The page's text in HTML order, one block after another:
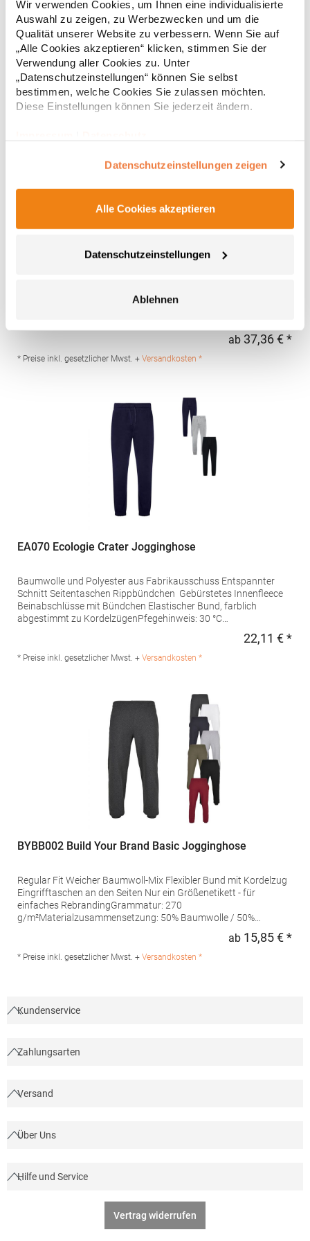
Wir verwenden Cookies, um Ihnen eine individualisierte
Auswahl zu zeigen, zu Werbezwecken und um die
Qualität unserer Website zu verbessern. Wenn Sie auf
„Alle Cookies akzeptieren“ klicken, stimmen Sie der
Verwendung aller Cookies zu. Unter
„Datenschutzeinstellungen“ können Sie selbst
bestimmen, welche Cookies Sie zulassen möchten.
Diese Einstellungen können Sie jederzeit ändern.
Datenschutzeinstellungen zeigen
Alle Cookies akzeptieren
Datenschutzeinstellungen
Ablehnen
Kordeln Seitentaschen Eine Tasche hinten Gerade
PassformGrammatur: 300 g/m²Materialzusammensetzung:
65% Baumwolle / 35% PolyesterAngaben zur
Produktsicherheit: Herst.-Nr.: BY014Hersteller: TB International
GmbH Dr.-Robert-Murjahn-Str. 7 64372 Ober-Ramstadt
Deutschland E-Mail: info@tbint.de
ab 25,28 € *
* Preise inkl. gesetzlicher Mwst. + Versandkosten *
L03820 Sol´s Herren Docker Hose
verstärkten Gürtelschlaufen Reißverschluss und Metallknopf 2
Knopfloch 1 Tickettasche TearAway-LabelGrammatur: 300
g/m²Materialzusammensetzung: 98% Baumwolle / 2%
ElasthanArtikelname: Men's Docker PantsAngaben zur
ab 37,36 € *
* Preise inkl. gesetzlicher Mwst. + Versandkosten *
EA070 Ecologie Crater Jogginghose
Baumwolle und Polyester aus Fabrikausschuss Entspannter
Schnitt Seitentaschen Rippbündchen Gebürstetes Innenfleece
Beinabschlüsse mit Bündchen Elastischer Bund, farblich
abgestimmt zu KordelzügenPfegehinweis: 30 °C
Produktsicherheit: Herst.-Nr.: EA070 Hersteller: Norty B.V.,
22,11 € *
* Preise inkl. gesetzlicher Mwst. + Versandkosten *
BYBB002 Build Your Brand Basic Jogginghose
Regular Fit Weicher Baumwoll-Mix Flexibler Bund mit Kordelzug
Eingrifftaschen an den Seiten Nur ein Größenetikett - für
einfaches RebrandingGrammatur: 270
g/m²Materialzusammensetzung: 50% Baumwolle / 50%
BB002Hersteller: TB International GmbH Dr.-Robert-Murjahn-Str.
7 64372 Ober-Ramstadt Deutschland E-Mail: info@tbint.de
ab 15,85 € *
* Preise inkl. gesetzlicher Mwst. + Versandkosten *
Kundenservice
Zahlungsarten
Versand
Über Uns
Hilfe und Service
Vertrag widerrufen